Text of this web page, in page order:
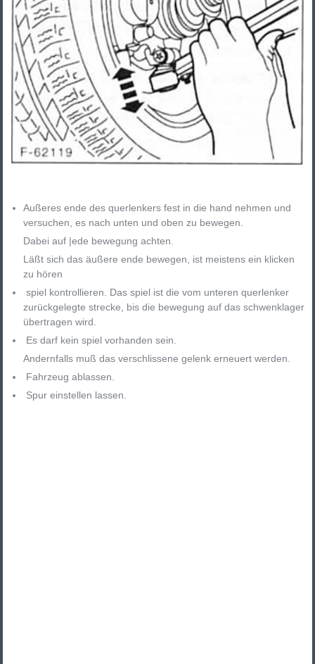
Außeres ende des querlenkers fest in die hand nehmen und
versuchen, es nach unten und oben zu bewegen.
Dabei auf |ede bewegung achten.
Läßt sich das äußere ende bewegen, ist meistens ein klicken
zu hören
spiel kontrollieren. Das spiel ist die vom unteren querlenker
zurückgelegte strecke, bis die bewegung auf das schwenklager
übertragen wird.
Es darf kein spiel vorhanden sein.
Andernfalls muß das verschlissene gelenk erneuert werden.
Fahrzeug ablassen.
Spur einstellen lassen.